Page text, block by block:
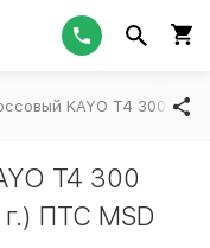
KAYO T4 300
T4 300
ПТС MSD